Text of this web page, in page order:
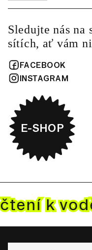
Sledujte nás na
sítích, ať vám
FACEBOOK
INSTAGRAM
E-SHOP
čtení k